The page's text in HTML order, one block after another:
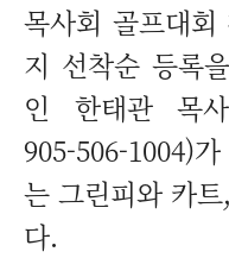
목사회 골프대
지 선착순 등록
인 한태관 목사
905-506-1004)
는 그린피와 카
다.